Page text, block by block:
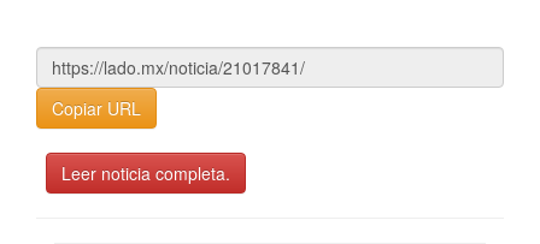
Copiar URL
Leer noticia completa.